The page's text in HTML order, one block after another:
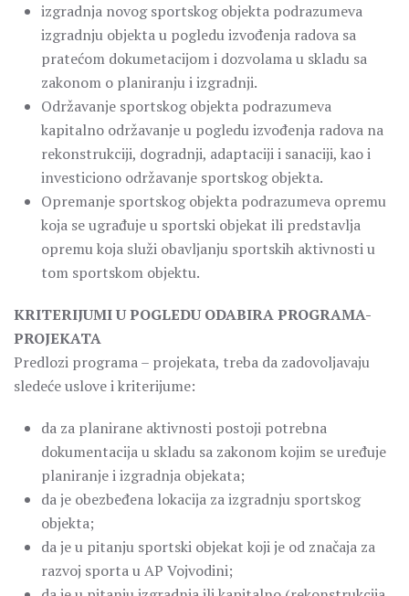
izgradnja novog sportskog objekta podrazumeva
izgradnju objekta u pogledu izvođenja radova sa
pratećom dokumetacijom i dozvolama u skladu sa
zakonom o planiranju i izgradnji.
Održavanje sportskog objekta podrazumeva
kapitalno održavanje u pogledu izvođenja radova na
rekonstrukciji, dogradnji, adaptaciji i sanaciji, kao i
investiciono održavanje sportskog objekta.
Opremanje sportskog objekta podrazumeva opremu
koja se ugrađuje u sportski objekat ili predstavlja
opremu koja služi obavljanju sportskih aktivnosti u
tom sportskom objektu.
KRITERIJUMI U POGLEDU ODABIRA PROGRAMA-
PROJEKATA
Predlozi programa – projekata, treba da zadovoljavaju
sledeće uslove i kriterijume:
da za planirane aktivnosti postoji potrebna
dokumentacija u skladu sa zakonom kojim se uređuje
planiranje i izgradnja objekata;
da je obezbeđena lokacija za izgradnju sportskog
objekta;
da je u pitanju sportski objekat koji je od značaja za
razvoj sporta u AP Vojvodini;